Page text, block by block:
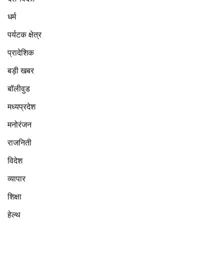
धर्म
पर्यटक क्षेत्र
प्रादेशिक
बड़ी खबर
बॉलीवुड
मध्यप्रदेश
मनोरंजन
राजनिती
विदेश
व्यापार
शिक्षा
हेल्थ